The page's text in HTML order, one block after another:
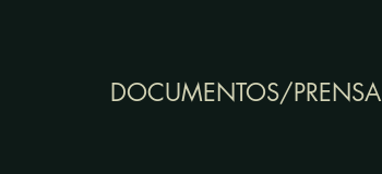
DOCUMENTOS/PRENSA